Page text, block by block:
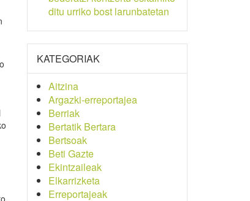
ditu urriko bost larunbatetan
KATEGORIAK
Aitzina
Argazki-erreportajea
Berriak
Bertatik Bertara
Bertsoak
Beti Gazte
Ekintzaileak
Elkarrizketa
Erreportajeak